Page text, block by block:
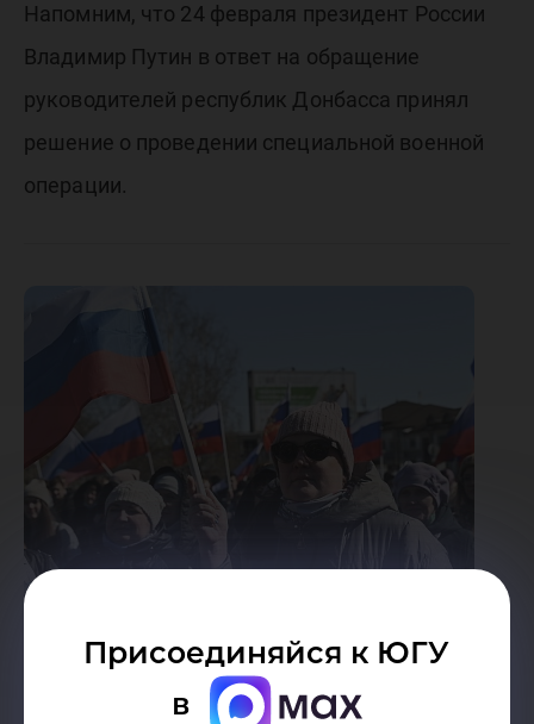
Присоединяйся к ЮГУ
в
Напомним, что 24 февраля президент России
Владимир Путин в ответ на обращение
руководителей республик Донбасса принял
решение о проведении специальной военной
операции.